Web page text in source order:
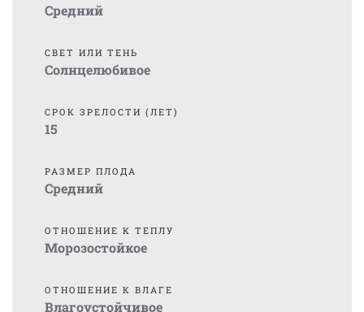
Средний
СВЕТ ИЛИ ТЕНЬ
Солнцелюбивое
СРОК ЗРЕЛОСТИ (ЛЕТ)
15
РАЗМЕР ПЛОДА
Средний
ОТНОШЕНИЕ К ТЕПЛУ
Морозостойкое
ОТНОШЕНИЕ К ВЛАГЕ
Влагоустойчивое